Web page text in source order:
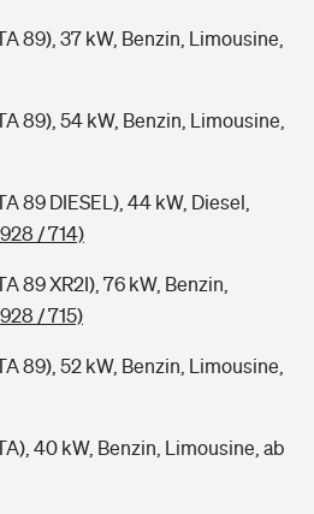
89), 37 kW, Benzin, Limousine,
89), 54 kW, Benzin, Limousine,
89 DIESEL), 44 kW, Diesel,
/ 714)
89 XR2I), 76 kW, Benzin,
/ 715)
89), 52 kW, Benzin, Limousine,
40 kW, Benzin, Limousine, ab